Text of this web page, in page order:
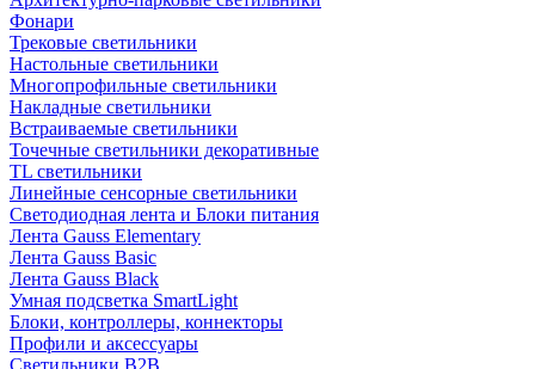
Фонари
Трековые светильники
Настольные светильники
Многопрофильные светильники
Накладные светильники
Встраиваемые светильники
Точечные светильники декоративные
TL светильники
Линейные сенсорные светильники
Светодиодная лента и Блоки питания
Лента Gauss Elementary
Лента Gauss Basic
Лента Gauss Black
Умная подсветка SmartLight
Блоки, контроллеры, коннекторы
Профили и аксессуары
Светильники B2B